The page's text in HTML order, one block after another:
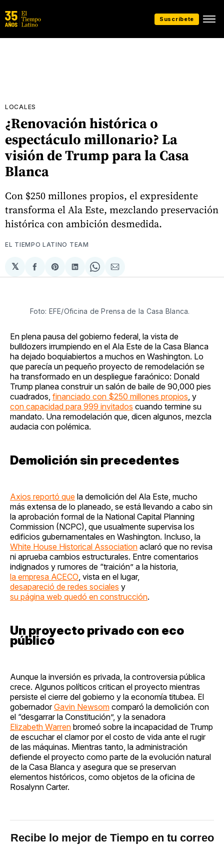
Suscríbete
LOCALES
¿Renovación histórica o
espectáculo millonario? La
visión de Trump para la Casa
Blanca
Con $250 millones propios, el expresidente
transforma el Ala Este, mezclando preservación
histórica con ambición desmedida.
EL TIEMPO LATINO TEAM
𝕏
Compartir
en
Share
on
Compartir
en
Share
on
Compartir
via
Foto: EFE/Oficina de Prensa de la Casa Blanca.
En plena pausa del gobierno federal, la vista de
bulldozers irrumpiendo en el Ala Este de la Casa Blanca
ha dejado boquiabiertos a muchos en Washington. Lo
que parecía un pequeño proyecto de remodelación se
ha transformado en un despliegue faraónico: Donald
Trump planea construir un salón de baile de 90,000 pies
cuadrados, financiado con $250 millones propios , y
con capacidad para 999 invitados cuando termine su
mandato. Una remodelación que, dicen algunos, mezcla
audacia con polémica.
Demolición sin precedentes
Axios reportó que la demolición del Ala Este, mucho
más extensa de lo planeado, se está llevando a cabo sin
la aprobación formal de la National Capital Planning
Commission (NCPC), que usualmente supervisa los
edificios gubernamentales en Washington. Incluso, la
White House Historical Association aclaró que no revisa
ni aprueba cambios estructurales. Entre comentarios
indignados y rumores de “traición” a la historia,
la empresa ACECO , vista en el lugar,
desapareció de redes sociales y
su página web quedó en construcción.
Un proyecto privado con eco
público
Aunque la inversión es privada, la controversia pública
crece. Algunos políticos critican el proyecto mientras
persiste el cierre del gobierno y la economía titubea. El
gobernadorGavin Newsom comparó la demolición con
el “desgarrar la Constitución”, y la senadora
Elizabeth Warren bromeó sobre la incapacidad de Trump
de escuchar el clamor por el costo de vida ante el rugir
de las máquinas. Mientras tanto, la administración
defiende el proyecto como parte de la evolución natural
de la Casa Blanca y asegura que se preservan
elementos históricos, como objetos de la oficina de
Rosalynn Carter.
Recibe lo mejor de Tiempo en tu correo